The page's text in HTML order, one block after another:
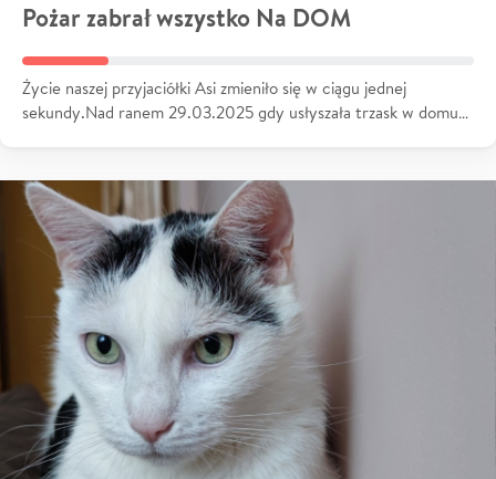
Pożar zabrał wszystko Na DOM
Życie naszej przyjaciółki Asi zmieniło się w ciągu jednej
sekundy.Nad ranem 29.03.2025 gdy usłyszała trzask w domu…